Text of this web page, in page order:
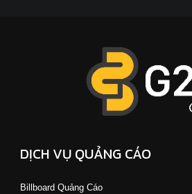
DỊCH VỤ QUẢNG CÁO
Billboard Quảng Cáo